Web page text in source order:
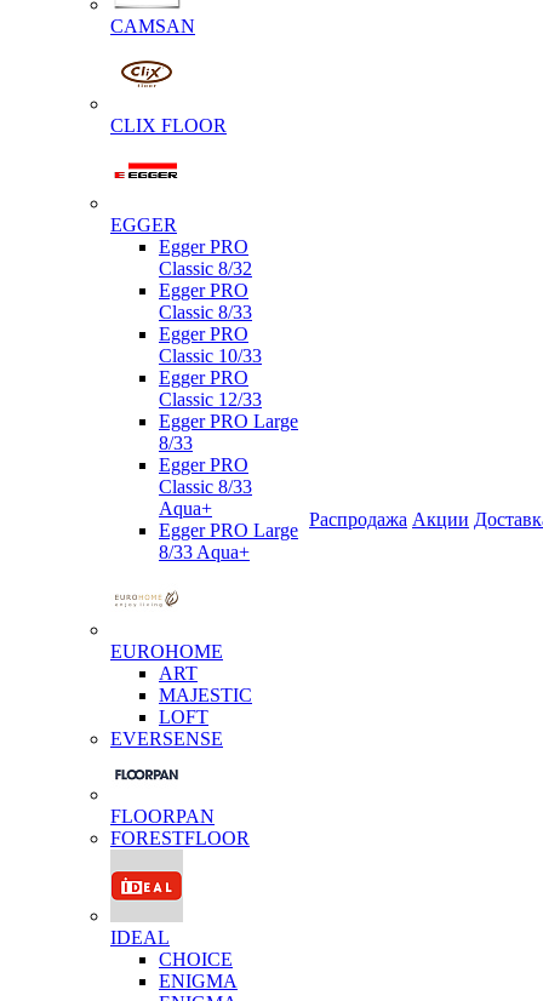
CAMSAN
CLIX FLOOR
EGGER
Egger PRO
Classic 8/32
Egger PRO
Classic 8/33
Egger PRO
Classic 10/33
Egger PRO
Classic 12/33
Egger PRO Large
8/33
Egger PRO
Classic 8/33
Aqua+
Egger PRO Large
8/33 Aqua+
EUROHOME
ART
MAJESTIC
LOFT
EVERSENSE
FLOORPAN
FORESTFLOOR
IDEAL
CHOICE
ENIGMA
Распродажа Акции